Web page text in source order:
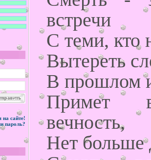
на сайте!
пароль?
встречи
С теми, кто
Вытереть
В прошлом
Примет
вечность,
Нет больше